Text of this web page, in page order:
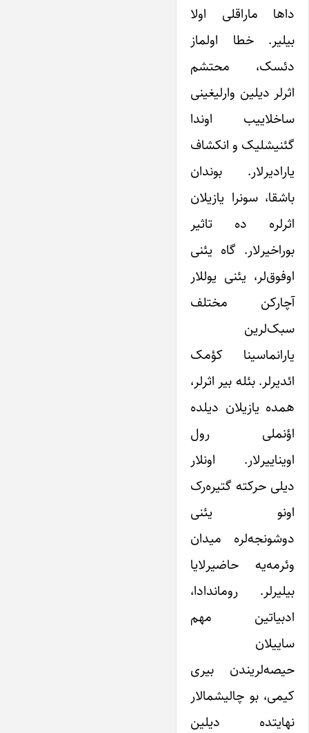
داها ماراقلی اولا
بیلیر. خطا اولماز
دئسک، محتشم
اثرلر دیلین وارلیغینی
ساخلاییب اوندا
گئنیشلیک و انکشاف
یارادیرلار. بوندان
باشقا، سونرا یازیلان
اثرلره ده تاثیر
بوراخیرلار. گاه یئنی
اوفوق‌لر، یئنی یوللار
آچارکن مختلف
سبک‌لرین
یارانماسینا کؤمک
ائدیرلر. بئله بیر اثرلر،
همده یازیلان دیلده
اؤنملی رول
اویناییرلار. اونلار
دیلی حرکته گتیره‌رک
اونو یئنی
دوشونجه‌لره میدان
وئرمه‌یه حاضیرلایا
بیلیرلر. روماندادا،
ادبیاتین مهم
ساییلان
حیصه‌لریندن بیری
کیمی، بو چالیشمالار
نهایتده دیلین